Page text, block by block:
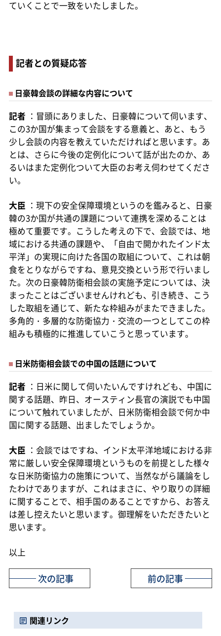
ていくことで一致をいたしました。
記者との質疑応答
日豪韓会談の詳細な内容について
記者 ：冒頭にありました、日豪韓について伺います、
この3か国が集まって会談をする意義と、あと、もう
少し会談の内容を教えていただければと思います。あ
とは、さらに今後の定例化について話が出たのか、あ
るいはまた定例化ついて大臣のお考え伺わせてくださ
い。
大臣 ：現下の安全保障環境というのを鑑みると、日豪
韓の3か国が共通の課題について連携を深めることは
極めて重要です。こうした考えの下で、会談では、地
域における共通の課題や、「自由で開かれたインド太
平洋」の実現に向けた各国の取組について、これは朝
食をとりながらですね、意見交換という形で行いまし
た。次の日豪韓防衛相会談の実施予定については、決
まったことはございませんけれども、引き続き、こう
した取組を通じて、新たな枠組みがまたできました。
多角的・多層的な防衛協力・交流の一つとしてこの枠
組みも積極的に推進していこうと思っています。
日米防衛相会談での中国の話題について
記者 ：日米に関して伺いたいんですけれども、中国に
関する話題、昨日、オースティン長官の演説でも中国
について触れていましたが、日米防衛相会談で何か中
国に関する話題、出ましたでしょうか。
大臣 ：会談ではですね、インド太平洋地域における非
常に厳しい安全保障環境というものを前提とした様々
な日米防衛協力の施策について、当然ながら議論をし
たわけでありますが、これはまさに、やり取りの詳細
に関することで、相手国のあることですから、お答え
は差し控えたいと思います。御理解をいただきたいと
思います。
以上
前の記事
次の記事
関連リンク